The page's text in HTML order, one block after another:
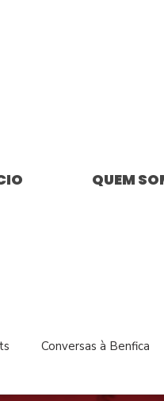
QUEM
Conversas à Benfica